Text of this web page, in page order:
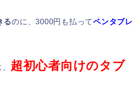
るのに、3000円も払ってペンタブレ
超初心者向けのタブ